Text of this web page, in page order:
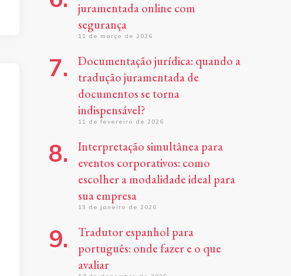
juramentada online com
segurança
11 de março de 2026
Documentação jurídica: quando a
tradução juramentada de
documentos se torna
indispensável?
11 de fevereiro de 2026
Interpretação simultânea para
eventos corporativos: como
escolher a modalidade ideal para
sua empresa
13 de janeiro de 2026
Tradutor espanhol para
português: onde fazer e o que
avaliar